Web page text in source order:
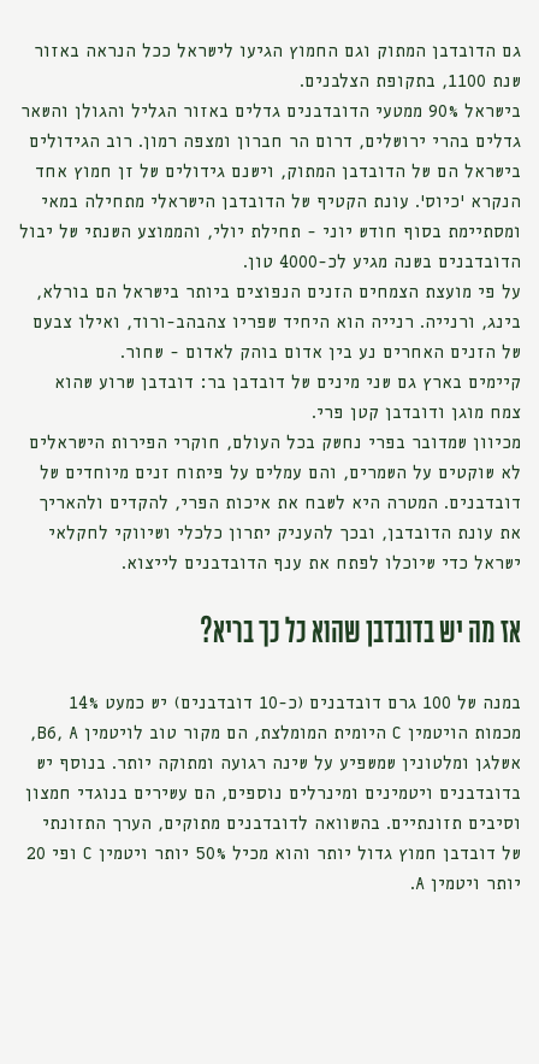
גם הדובדבן המתוק וגם החמוץ הגיעו לישראל ככל הנראה באזור
שנת 1100, בתקופת הצלבנים.
בישראל 90% ממטעי הדובדבנים גדלים באזור הגליל והגולן והשאר
גדלים בהרי ירושלים, דרום הר חברון ומצפה רמון. רוב הגידולים
בישראל הם של הדובדבן המתוק, וישנם גידולים של זן חמוץ אחד
הנקרא 'כיוס'. עונת הקטיף של הדובדבן הישראלי מתחילה במאי
ומסתיימת בסוף חודש יוני - תחילת יולי, והממוצע השנתי של יבול
הדובדבנים בשנה מגיע לכ-4000 טון.
על פי מועצת הצמחים הזנים הנפוצים ביותר בישראל הם בורלא,
בינג, ורנייה. רנייה הוא היחיד שפריו צהבהב-ורוד, ואילו צבעם
של הזנים האחרים נע בין אדום בוהק לאדום - שחור.
קיימים בארץ גם שני מינים של דובדבן בר: דובדבן שרוע שהוא
צמח מוגן ודובדבן קטן פרי.
מכיוון שמדובר בפרי נחשק בכל העולם, חוקרי הפירות הישראלים
לא שוקטים על השמרים, והם עמלים על פיתוח זנים מיוחדים של
דובדבנים. המטרה היא לשבח את איכות הפרי, להקדים ולהאריך
את עונת הדובדבן, ובכך להעניק יתרון כלכלי ושיווקי לחקלאי
ישראל כדי שיוכלו לפתח את ענף הדובדבנים לייצוא.
אז מה יש בדובדבן שהוא כל כך בריא?
במנה של 100 גרם דובדבנים (כ-10 דובדבנים) יש כמעט 14%
מכמות הויטמין C היומית המומלצת, הם מקור טוב לויטמין B6, A,
אשלגן ומלטונין שמשפיע על שינה רגועה ומתוקה יותר. בנוסף יש
בדובדבנים ויטמינים ומינרלים נוספים, הם עשירים בנוגדי חמצון
וסיבים תזונתיים. בהשוואה לדובדבנים מתוקים, הערך התזונתי
של דובדבן חמוץ גדול יותר והוא מכיל 50% יותר ויטמין C ופי 20
יותר ויטמין A.